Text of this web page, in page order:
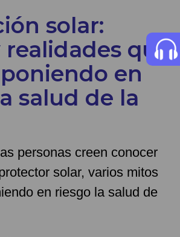
solar:
que
en
salud de la
personas creen conocer
solar, varios mitos
en riesgo la salud de